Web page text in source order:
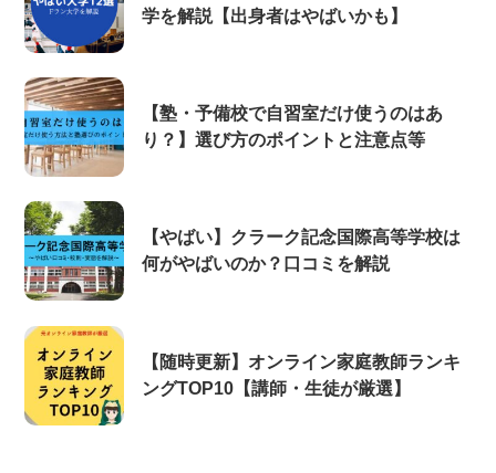
学を解説【出身者はやばいかも】
【塾・予備校で自習室だけ使うのはあ
り？】選び方のポイントと注意点等
【やばい】クラーク記念国際高等学校は
何がやばいのか？口コミを解説
【随時更新】オンライン家庭教師ランキ
ングTOP10【講師・生徒が厳選】